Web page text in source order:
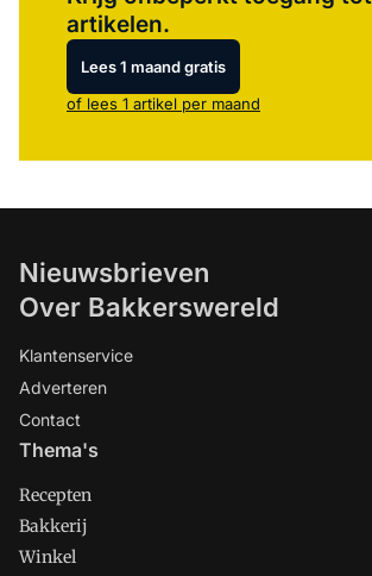
artikelen.
Lees 1 maand gratis
of lees 1 artikel per maand
Nieuwsbrieven
Over Bakkerswereld
Klantenservice
Adverteren
Contact
Thema's
Recepten
Bakkerij
Winkel